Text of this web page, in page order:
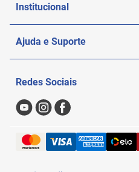
Institucional
Quem Somos
Nossas Lojas
Formas de Pagamento
Trocas e Devoluções
Ajuda e Suporte
Sac
Redes Sociais